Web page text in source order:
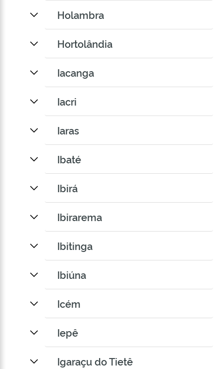
Holambra
Hortolândia
Iacanga
Iacri
Iaras
Ibaté
Ibirá
Ibirarema
Ibitinga
Ibiúna
Icém
Iepê
Igaraçu do Tietê